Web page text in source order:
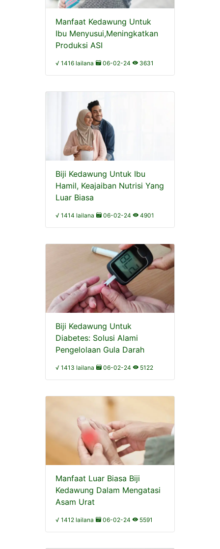
Manfaat Kedawung Untuk
Ibu Menyusui,Meningkatkan
Produksi ASI
√ 1416 lailana 06-02-24 3631
Biji Kedawung Untuk Ibu
Hamil, Keajaiban Nutrisi Yang
Luar Biasa
√ 1414 lailana 06-02-24 4901
Biji Kedawung Untuk
Diabetes: Solusi Alami
Pengelolaan Gula Darah
√ 1413 lailana 06-02-24 5122
Manfaat Luar Biasa Biji
Kedawung Dalam Mengatasi
Asam Urat
√ 1412 lailana 06-02-24 5591